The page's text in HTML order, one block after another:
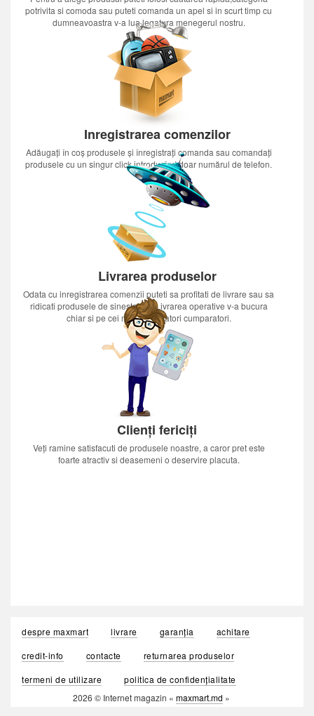
potrivita si comoda sau puteti comanda un apel si in scurt timp cu
dumneavoastra v-a lua legatura menegerul nostru.
Inregistrarea comenzilor
Adăugați în coș produsele și înregistrați comanda sau comandați
produsele cu un singur click introducînd doar numărul de telefon.
Livrarea produselor
Odata cu inregistrarea comenzii puteti sa profitati de livrare sau sa
ridicati produsele de sinestatator.Livrarea operative v-a bucura
chiar si pe cei mai nerabdatori cumparatori.
Clienți fericiți
Veți ramine satisfacuti de produsele noastre, a caror pret este
foarte atractiv si deasemeni o deservire placuta.
despre maxmart livrare garanția
achitare
credit-info
contacte
returnarea produselor
termeni de utilizare
politica de confidențialitate
2026 © Internet magazin « maxmart.md »